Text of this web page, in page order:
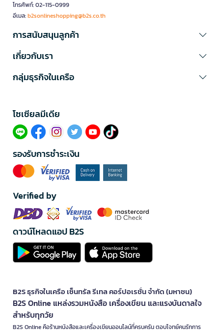
โทรศัพท์: 02-115-0999
อีเมล:b2sonlineshopping@b2s.co.th
การสนับสนุนลูกค้า
เกี่ยวกับเรา
กลุ่มธุรกิจในเครือ
โซเซียลมีเดีย​
รองรับการชำระเงิน
Verified by
ดาวน์โหลดแอป B2S
B2S ธุรกิจในเครือ เซ็นทรัล รีเทล คอร์ปอเรชั่น จำกัด (มหาชน)
B2S Online แหล่งรวมหนังสือ เครื่องเขียน และแรงบันดาลใจ
สำหรับทุกวัย
B2S Online คือร้านหนังสือและเครื่องเขียนออนไลน์ที่ครบครัน ตอบโจทย์คนรักการ